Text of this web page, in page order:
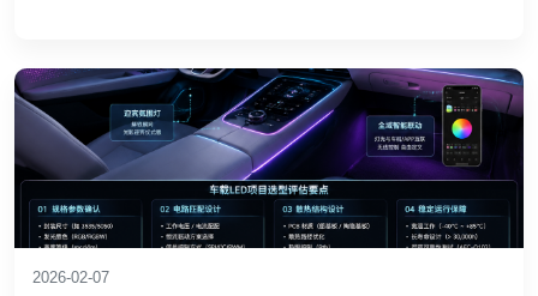
2026-02-07